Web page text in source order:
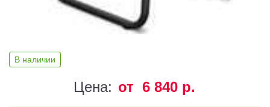
В наличии
Цена: от 6 840 р.